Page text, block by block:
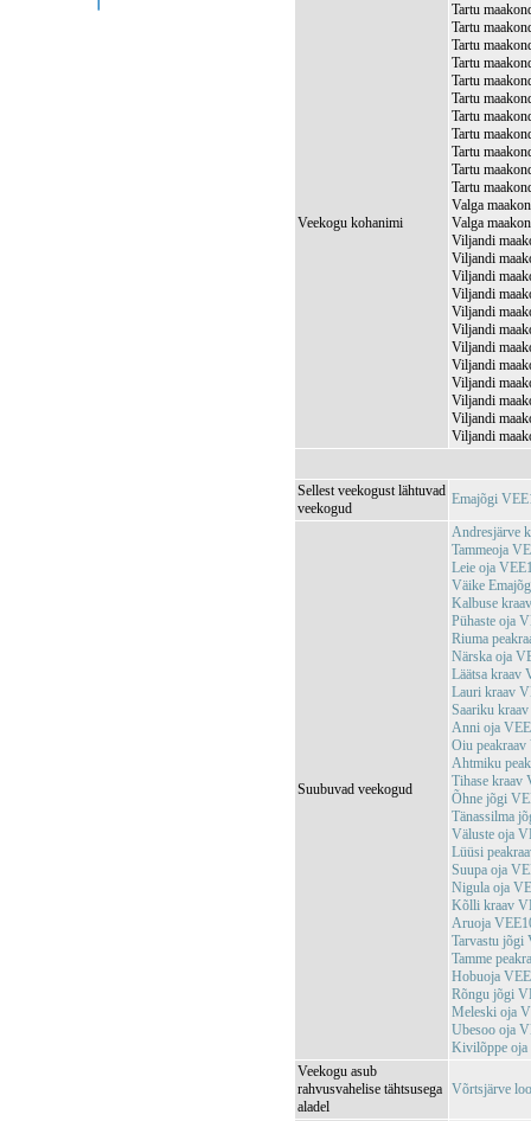
Veekogu kohanimi
Tartu
Tartu
Tartu
Tartu
Tartu
Tartu
Tartu
Tartu
Tartu
Tartu
Tartu
Valga
Valga
Viljandi
Viljandi
Viljandi
Viljandi
Viljandi
Viljandi
Viljandi
Viljandi
Viljandi
Viljandi
Viljandi
Viljandi
Sellest veekogust lähtuvad
veekogud
Emajõgi
Suubuvad veekogud
Andresjärve
Tammeoja
Leie oja
Väike
Kalbuse
Pühaste oja
Riuma
Närska oja
Läätsa kraav
Lauri kraav
Saariku
Anni oja
Oiu
Ahtmiku
Tihase kraav
Õhne jõgi
Tänassilma
Väluste oja
Lüüsi
Suupa oja
Nigula oja
Kõlli kraav
Aruoja
Tarvastu jõgi
Tamme
Hobuoja
Rõngu jõgi
Meleski oja
Ubesoo oja
Kivilõppe oja
Veekogu asub
rahvusvahelise tähtsusega
aladel
Võrtsjärve